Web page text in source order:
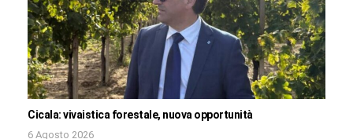
Cicala: vivaistica forestale, nuova opportunità
6 Agosto 2026